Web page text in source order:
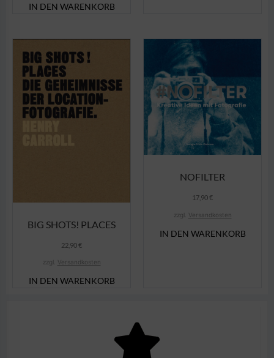
IN DEN WARENKORB
BIG SHOTS! PLACES
22,90€
zzgl. Versandkosten
IN DEN WARENKORB
NOFILTER
17,90€
zzgl. Versandkosten
IN DEN WARENKORB